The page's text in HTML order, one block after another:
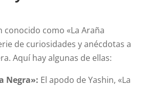
conocido como «La Araña
de curiosidades y anécdotas a
Aquí hay algunas de ellas:
Negra»: El apodo de Yashin, «La